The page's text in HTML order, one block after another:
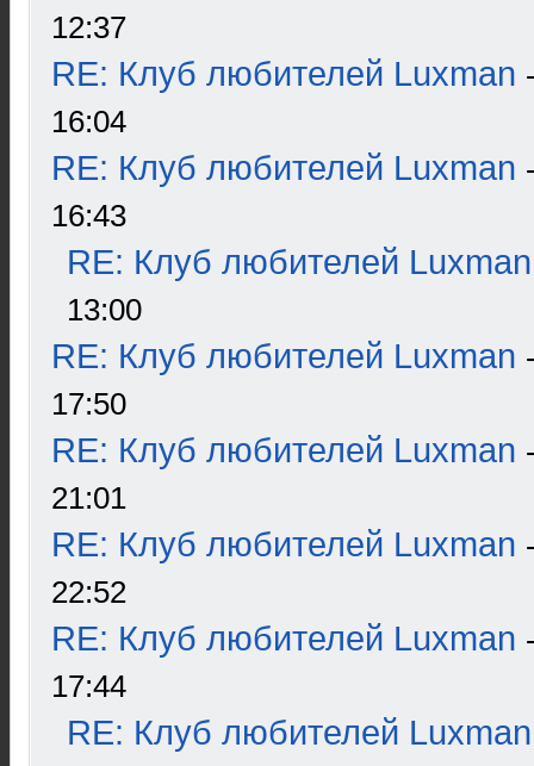
12:37
RE: Клуб любителей Luxman
16:04
RE: Клуб любителей Luxman
16:43
RE: Клуб любителей Luxman
13:00
RE: Клуб любителей Luxman
17:50
RE: Клуб любителей Luxman
21:01
RE: Клуб любителей Luxman
22:52
RE: Клуб любителей Luxman
17:44
RE: Клуб любителей Luxman